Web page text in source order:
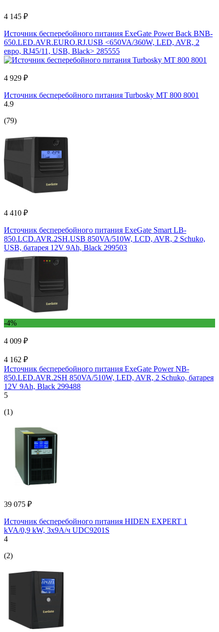
4 145 ₽
Источник бесперебойного питания ExeGate Power Back BNB-
650.LED.AVR.EURO.RJ.USB <650VA/360W, LED, AVR, 2
евро, RJ45/11, USB, Black> 285555
4 929 ₽
Источник бесперебойного питания Turbosky MT 800 8001
4.9
(79)
4 410 ₽
Источник бесперебойного питания ExeGate Smart LB-
850.LCD.AVR.2SH.USB 850VA/510W, LCD, AVR, 2 Schuko,
USB, батарея 12V 9Ah, Black 299503
-4%
4 009 ₽
4 162 ₽
Источник бесперебойного питания ExeGate Power NB-
850.LED.AVR.2SH 850VA/510W, LED, AVR, 2 Schuko, батарея
12V 9Ah, Black 299488
5
(1)
39 075 ₽
Источник бесперебойного питания HIDEN EXPERT 1
kVA/0,9 kW, 3x9А/ч UDC9201S
4
(2)